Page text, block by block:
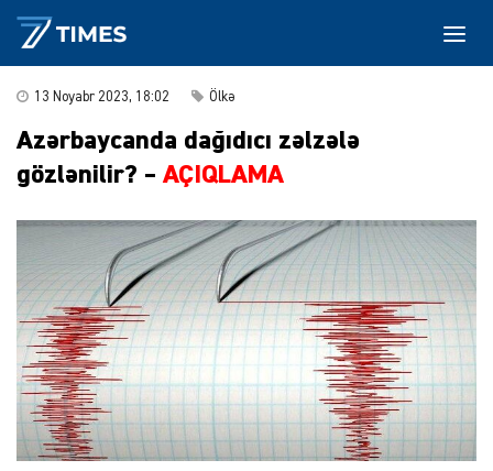
13 Noyabr 2023, 18:02 Ölkə
Azərbaycanda dağıdıcı zəlzələ
gözlənilir? – AÇIQLAMA